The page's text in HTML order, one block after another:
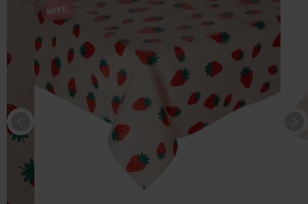
NOVÉ!